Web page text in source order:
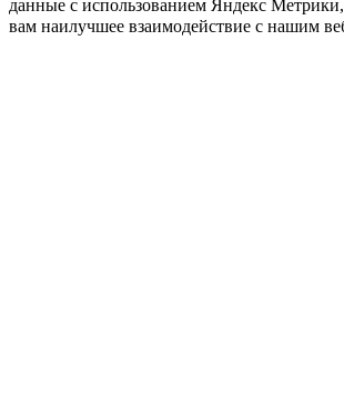
данные с использованием Яндекс
вам наилучшее взаимодействие с нашим